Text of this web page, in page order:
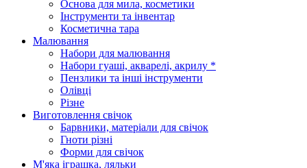
Основа для мила, косметики
Інструменти та інвентар
Косметична тара
Малювання
Набори для малювання
Набори гуаші, акварелі, акрилу *
Пензлики та інші інструменти
Олівці
Різне
Виготовлення свічок
Барвники, матеріали для свічок
Гноти різні
Форми для свічок
М'яка іграшка, ляльки